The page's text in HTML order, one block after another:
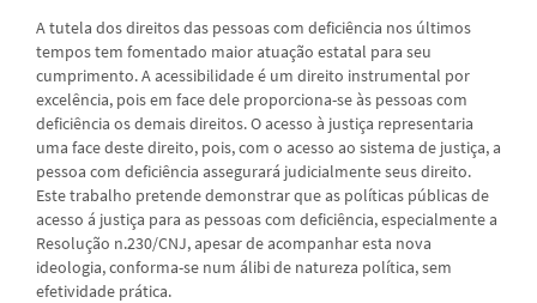
principal
A tutela dos direitos das pessoas com deficiência nos últimos
tempos tem fomentado maior atuação estatal para seu
cumprimento. A acessibilidade é um direito instrumental por
excelência, pois em face dele proporciona-se às pessoas com
deficiência os demais direitos. O acesso à justiça representaria
uma face deste direito, pois, com o acesso ao sistema de justiça, a
pessoa com deficiência assegurará judicialmente seus direito.
Este trabalho pretende demonstrar que as políticas públicas de
acesso á justiça para as pessoas com deficiência, especialmente a
Resolução n.230/CNJ, apesar de acompanhar esta nova
ideologia, conforma-se num álibi de natureza política, sem
efetividade prática.